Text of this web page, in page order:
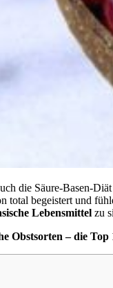
die Säure-Basen-
total begeistert und
Lebensmittel zu
Obstsorten – die Top